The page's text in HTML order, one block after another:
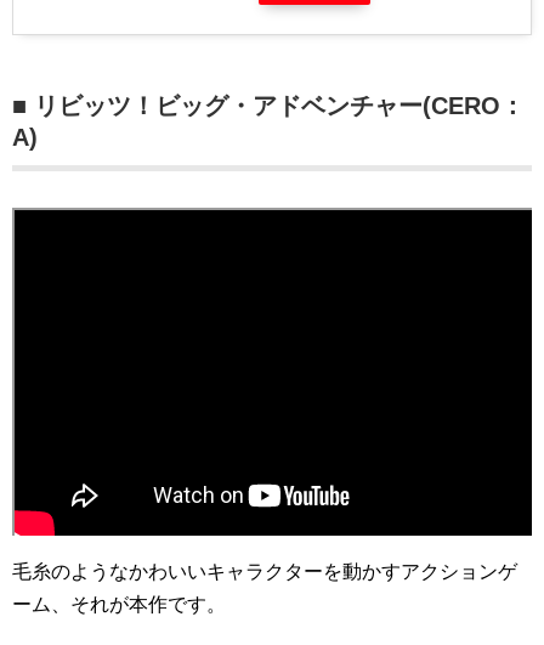
■ リビッツ！ビッグ・アドベンチャー(CERO：
A)
毛糸のようなかわいいキャラクターを動かすアクションゲ
ーム、それが本作です。